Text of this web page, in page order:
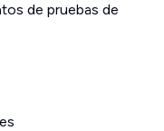
de pruebas de